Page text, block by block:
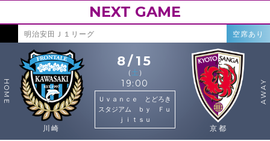
NEXT GAME
明治安田Ｊ１リーグ 空席あり
HOME
川崎
8/15
（ 土 ）
19:00
Ｕｖａｎｃｅ とどろき
スタジアム ｂｙ Ｆｕ
ｊｉｔｓｕ
京都
AWAY